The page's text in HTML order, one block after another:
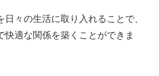
日々の生活に取り入れることで、
快適な関係を築くことができま